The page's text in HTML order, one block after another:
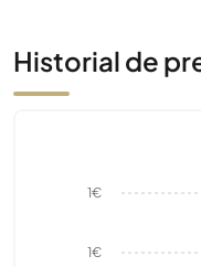
Historial de
1€
1€